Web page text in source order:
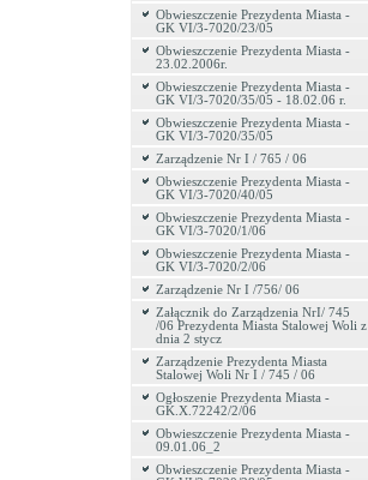
Obwieszczenie Prezydenta Miasta -
GK VI/3-7020/23/05
Obwieszczenie Prezydenta Miasta -
23.02.2006r.
Obwieszczenie Prezydenta Miasta -
GK VI/3-7020/35/05 - 18.02.06 r.
Obwieszczenie Prezydenta Miasta -
GK VI/3-7020/35/05
Zarządzenie Nr I / 765 / 06
Obwieszczenie Prezydenta Miasta -
GK VI/3-7020/40/05
Obwieszczenie Prezydenta Miasta -
GK VI/3-7020/1/06
Obwieszczenie Prezydenta Miasta -
GK VI/3-7020/2/06
Zarządzenie Nr I /756/ 06
Załącznik do Zarządzenia NrI/ 745
/06 Prezydenta Miasta Stalowej Woli z
dnia 2 stycz
Zarządzenie Prezydenta Miasta
Stalowej Woli Nr I / 745 / 06
Ogłoszenie Prezydenta Miasta -
GK.X.72242/2/06
Obwieszczenie Prezydenta Miasta -
09.01.06_2
Obwieszczenie Prezydenta Miasta -